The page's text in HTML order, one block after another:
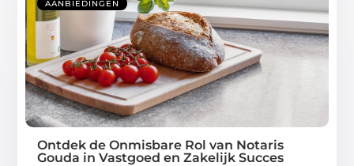
AANBIEDINGEN
Ontdek de Onmisbare Rol van Notaris
Gouda in Vastgoed en Zakelijk Succes